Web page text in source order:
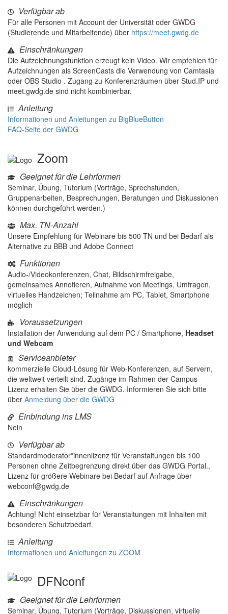
Verfügbar ab
Für alle Personen mit Account der Universität oder GWDG
(Studierende und Mitarbeitende) über https://meet.gwdg.de
Einschränkungen
Die Aufzeichnungsfunktion erzeugt kein Video. Wir empfehlen für
Aufzeichnungen als ScreenCasts die Verwendung von Camtasia
oder OBS Studio . Zugang zu Konferenzräumen über Stud.IP und
meet.gwdg.de sind nicht kombinierbar.
Anleitung
Informationen und Anleitungen zu BigBlueButton
FAQ-Seite der GWDG
Zoom
Geeignet für die Lehrformen
Seminar, Übung, Tutorium (Vorträge, Sprechstunden,
Gruppenarbeiten, Besprechungen, Beratungen und Diskussionen
können durchgeführt werden.)
Max. TN-Anzahl
Unsere Empfehlung für Webinare bis 500 TN und bei Bedarf als
Alternative zu BBB und Adobe Connect
Funktionen
Audio-/Videokonferenzen, Chat, Bildschirmfreigabe,
gemeinsames Annotieren, Aufnahme von Meetings, Umfragen,
virtuelles Handzeichen; Teilnahme am PC, Tablet, Smartphone
möglich
Voraussetzungen
Installation der Anwendung auf dem PC / Smartphone, Headset
und Webcam
Serviceanbieter
kommerzielle Cloud-Lösung für Web-Konferenzen, auf Servern,
die weltweit verteilt sind. Zugänge im Rahmen der Campus-
Lizenz erhalten Sie über die GWDG. Informieren Sie sich bitte
über Anmeldung über die GWDG
Einbindung ins LMS
Nein
Verfügbar ab
Standardmoderator*innenlizenz für Veranstaltungen bis 100
Personen ohne Zeitbegrenzung direkt über das GWDG Portal.,
Lizenz für größere Webinare bei Bedarf auf Anfrage über
webconf@gwdg.de
Einschränkungen
Achtung! Nicht einsetzbar für Veranstaltungen mit Inhalten mit
besonderen Schutzbedarf.
Anleitung
Informationen und Anleitungen zu ZOOM
DFNconf
Geeignet für die Lehrformen
Seminar, Übung, Tutorium (Vorträge, Diskussionen, virtuelle